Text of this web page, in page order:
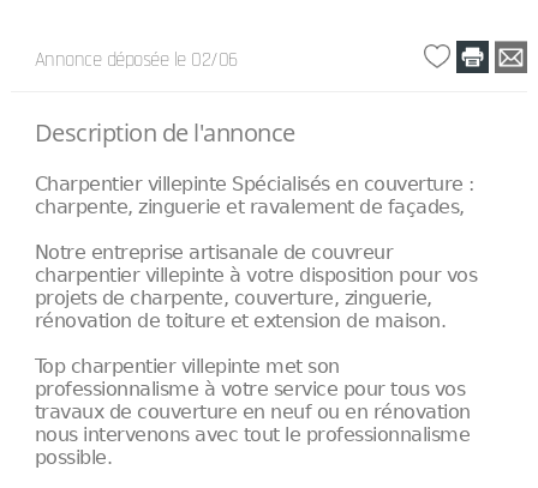
Annonce déposée le 02/06
Description de l'annonce
Charpentier villepinte Spécialisés en couverture :
charpente, zinguerie et ravalement de façades,
Notre entreprise artisanale de couvreur
charpentier villepinte à votre disposition pour vos
projets de charpente, couverture, zinguerie,
rénovation de toiture et extension de maison.
Top charpentier villepinte met son
professionnalisme à votre service pour tous vos
travaux de couverture en neuf ou en rénovation
nous intervenons avec tout le professionnalisme
possible.